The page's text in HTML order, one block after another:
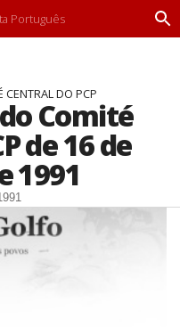
Português
P
DO PCP
Comité
de 16 de
1991